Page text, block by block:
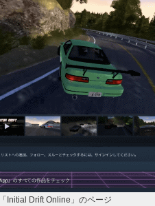
Initial Drift Online」のページ